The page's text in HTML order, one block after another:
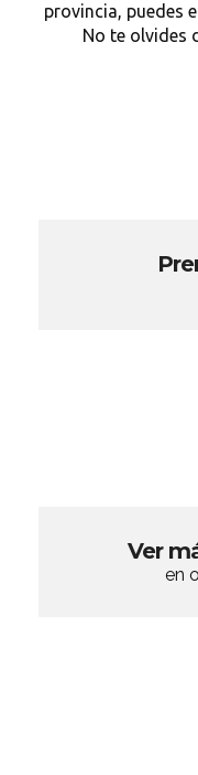
provincia, puedes
No te olvides
Ver
en